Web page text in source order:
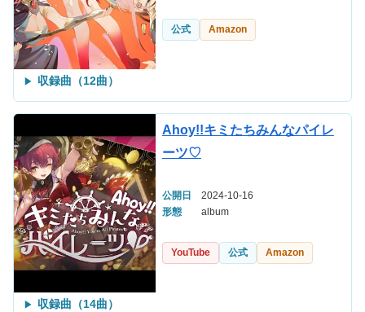
公式 Amazon
収録曲（12曲）
Ahoy!!キミたちみんなパイレ
ーツ♡
公開日
2024-10-16
形態
album
YouTube 公式 Amazon
収録曲（14曲）